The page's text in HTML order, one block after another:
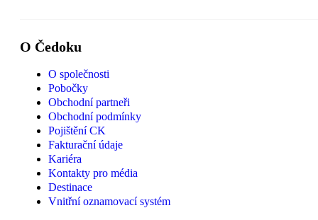
O Čedoku
O společnosti
Pobočky
Obchodní partneři
Obchodní podmínky
Pojištění CK
Fakturační údaje
Kariéra
Kontakty pro média
Destinace
Vnitřní oznamovací systém